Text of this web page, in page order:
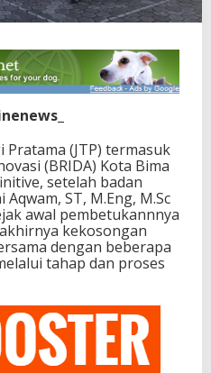
(JTP) termasuk
(BRIDA) Kota Bima
setelah badan
ST, M.Eng, M.Sc
awal pembetukannnya
kekosongan
dengan beberapa
tahap dan proses